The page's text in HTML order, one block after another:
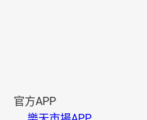
官方APP